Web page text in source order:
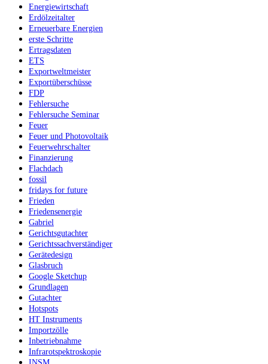
Energiewirtschaft
Erdölzeitalter
Erneuerbare Energien
erste Schritte
Ertragsdaten
ETS
Exportweltmeister
Exportüberschüsse
FDP
Fehlersuche
Fehlersuche Seminar
Feuer
Feuer und Photovoltaik
Feuerwehrschalter
Finanzierung
Flachdach
fossil
fridays for future
Frieden
Friedensenergie
Gabriel
Gerichtsgutachter
Gerichtssachverständiger
Gerätedesign
Glasbruch
Google Sketchup
Grundlagen
Gutachter
Hotspots
HT Instruments
Importzölle
Inbetriebnahme
Infrarotspektroskopie